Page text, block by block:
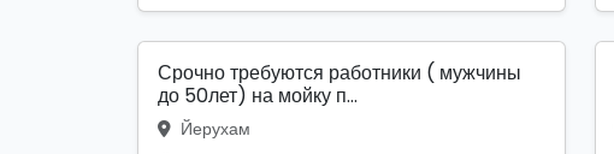
Срочно требуются работники ( мужчины
до 50лет) на мойку п...
Йерухам